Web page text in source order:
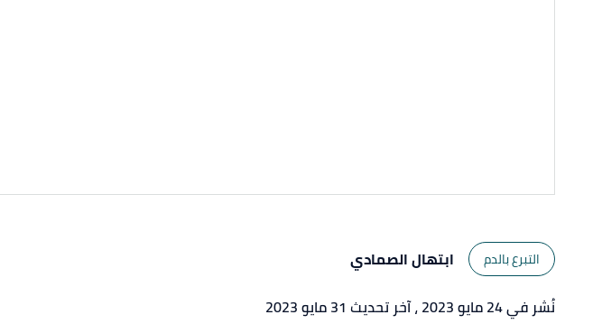
التبرع بالدم
ابتهال الصمادي
نُشر في 24 مايو 2023
، آخر تحديث 31 مايو 2023